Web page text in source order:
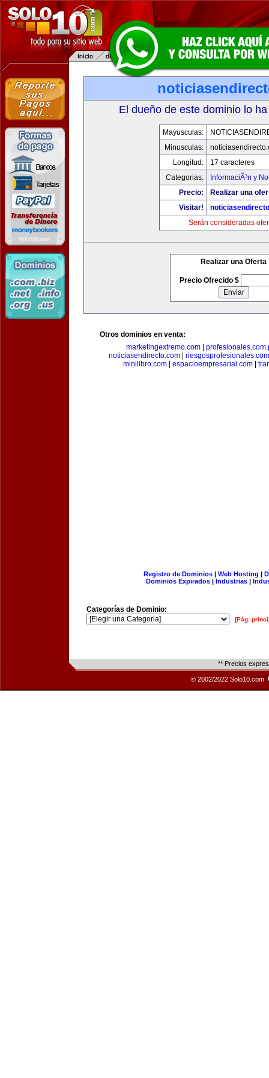
El dueño de este dominio lo
Mayusculas:
Minusculas:
Longitud:
17 caracteres
Categorias:
InformaciÃ³n y
Precio:
Realizar una
Visitar!
Serán consideradas
Realizar una Oferta
Precio Ofrecido $
Otros dominios en venta:
marketingextremo.com|
noticiasendirecto.com
riesgosprofesionales.com
minilibro.com| espacioempresarial.com|
Registro de Dominios| Web Hosting |
Dominios Expirados | Industrias |
Categorías de Dominio:
[Pág.
** Precios
© 2002/2022 Solo10.com